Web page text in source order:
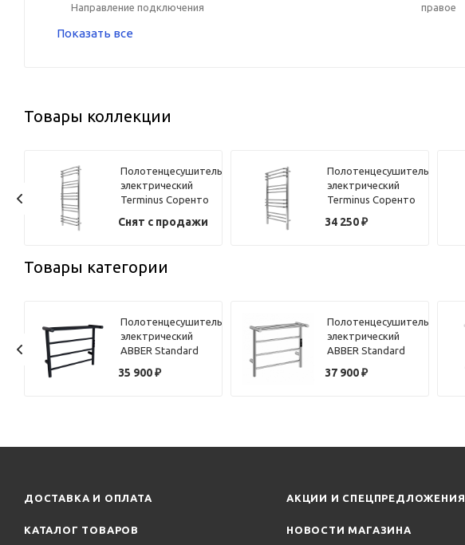
Направление подключения правое
Показать все
Товары коллекции
Полотенцесушитель
электрический
Terminus Соренто
Снят с продажи
Полотенцесушитель
электрический
Terminus Соренто
34 250₽
Товары категории
Полотенцесушитель
электрический
ABBER Standard
матовый
35 900₽
Полотенцесушитель
электрический
ABBER Standard
37 900₽
ДОСТАВКА И ОПЛАТА
КАТАЛОГ ТОВАРОВ
АКЦИИ И СПЕЦПРЕДЛОЖЕНИЯ
НОВОСТИ МАГАЗИНА